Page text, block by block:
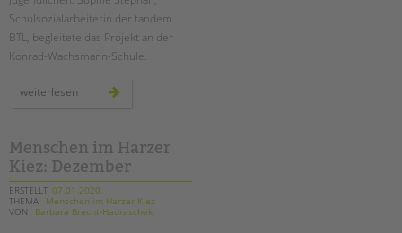
tandem international
KARRIERE
Stellenangebote
tandem als Arbeitgeberin
unkuerzbar
Briefe an Kai
PRESSE
Schulsozialarbeiterin der tandem
BTL, begleitete das Projekt an der
Konrad-Wachsmann-Schule.
weiterlesen forschungsprojekt
Menschen im Harzer
Kiez: Dezember
ERSTELLT 07.01.2020
THEMA
Menschen im Harzer Kiez
VON
Barbara Brecht-Hadraschek